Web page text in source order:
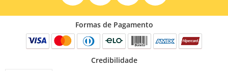
Formas de Pagamento
Credibilidade